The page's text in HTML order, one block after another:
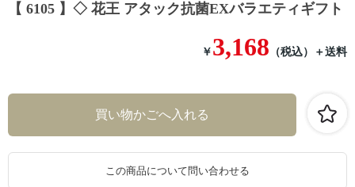
【 6105 】◇ 花王 アタック抗菌EXバラエティギフト
￥ 3,168 （税込） ＋送料
この商品について問い合わせる